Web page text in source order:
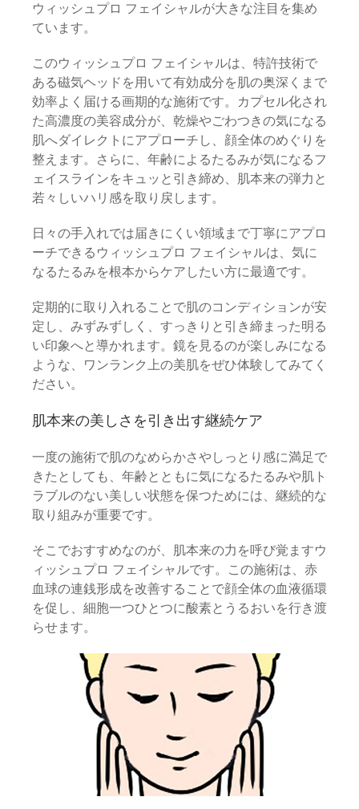
ウィッシュプロ フェイシャルが大きな注目を集め
ています。
このウィッシュプロ フェイシャルは、特許技術で
ある磁気ヘッドを用いて有効成分を肌の奥深くまで
効率よく届ける画期的な施術です。カプセル化され
た高濃度の美容成分が、乾燥やごわつきの気になる
肌へダイレクトにアプローチし、顔全体のめぐりを
整えます。さらに、年齢によるたるみが気になるフ
ェイスラインをキュッと引き締め、肌本来の弾力と
若々しいハリ感を取り戻します。
日々の手入れでは届きにくい領域まで丁寧にアプロ
ーチできるウィッシュプロ フェイシャルは、気に
なるたるみを根本からケアしたい方に最適です。
定期的に取り入れることで肌のコンディションが安
定し、みずみずしく、すっきりと引き締まった明る
い印象へと導かれます。鏡を見るのが楽しみになる
ような、ワンランク上の美肌をぜひ体験してみてく
ださい。
肌本来の美しさを引き出す継続ケア
一度の施術で肌のなめらかさやしっとり感に満足で
きたとしても、年齢とともに気になるたるみや肌ト
ラブルのない美しい状態を保つためには、継続的な
取り組みが重要です。
そこでおすすめなのが、肌本来の力を呼び覚ますウ
ィッシュプロ フェイシャルです。この施術は、赤
血球の連銭形成を改善することで顔全体の血液循環
を促し、細胞一つひとつに酸素とうるおいを行き渡
らせます。